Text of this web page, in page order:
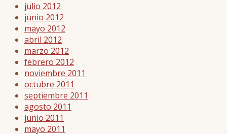
julio 2012
junio 2012
mayo 2012
abril 2012
marzo 2012
febrero 2012
noviembre 2011
octubre 2011
septiembre 2011
agosto 2011
junio 2011
mayo 2011